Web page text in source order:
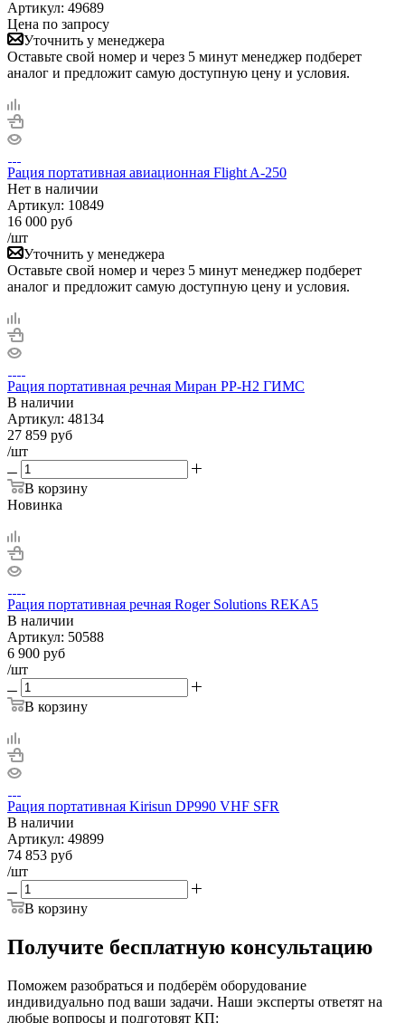
Артикул: 49689
Цена по запросу
Уточнить у менеджера
Оставьте свой номер и через 5 минут менеджер подберет
аналог и предложит самую доступную цену и условия.
Рация портативная авиационная Flight A-250
Нет в наличии
Артикул: 10849
16 000 руб
/шт
Уточнить у менеджера
Оставьте свой номер и через 5 минут менеджер подберет
аналог и предложит самую доступную цену и условия.
Рация портативная речная Миран РР-Н2 ГИМС
В наличии
Артикул: 48134
27 859 руб
/шт
В корзину
Новинка
Рация портативная речная Roger Solutions REKA5
В наличии
Артикул: 50588
6 900 руб
/шт
В корзину
Рация портативная Kirisun DP990 VHF SFR
В наличии
Артикул: 49899
74 853 руб
/шт
В корзину
Получите бесплатную консультацию
Поможем разобраться и подберём оборудование
индивидуально под ваши задачи. Наши эксперты ответят на
любые вопросы и подготовят КП: